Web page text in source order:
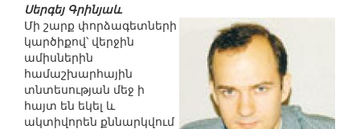
Սերգեյ Գրինյաև
Մի շարք փորձագետների
կարծիքով՝ վերջին
ամիսներին
համաշխարհային
տնտեսության մեջ ի
հայտ են եկել և
ակտիվորեն քննարկվում